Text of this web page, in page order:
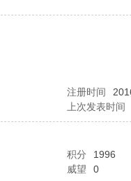
注册时间
上次发表时间
积分 1996
威望 0